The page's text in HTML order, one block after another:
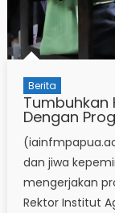
Berita
Tumbuhkan
Dengan
dan jiwa
mengerjakan
Rektor Institut